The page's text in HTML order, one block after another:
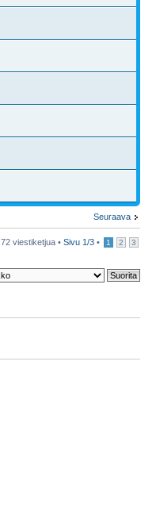
Seuraava
72 viestiketjua • Sivu 1/3 • 1 2 3